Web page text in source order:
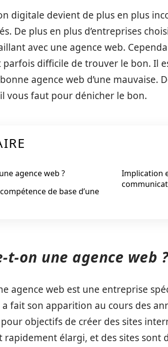
digitale devient de plus en plus
De plus en plus d’entreprises
avec une agence web.
difficile de trouver le bon. Il
agence web d’une mauvaise.
vous faut pour dénicher le bon.
agence web ?
de base d’une
Implication
t-on une agence web
agence web est une entreprise
fait son apparition au cours des
objectifs de créer des sites
rapidement élargi, et des sites sont